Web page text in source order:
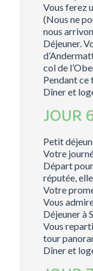
Vous ferez
(Nous ne
nous
Déjeuner.
col de
Pendant ce
Dîner et
JOUR
Petit
Votre
Départ
réputée,
Votre
Vous
Déjeuner à
Vous
tour
Dîner et